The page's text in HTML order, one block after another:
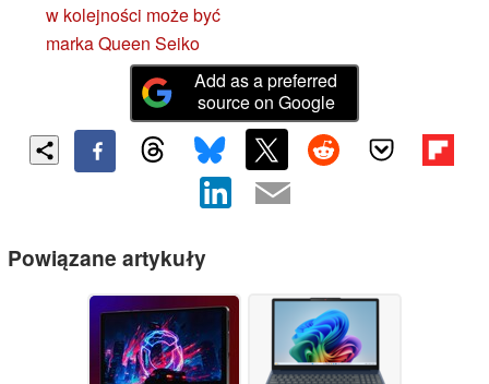
w kolejności może być
marka Queen Seiko
Add as a preferred
source on Google
Powiązane artykuły